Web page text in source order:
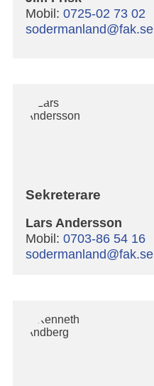
Mobil: 0725-02 73 02
sodermanland@fak.se
Sekreterare
Lars Andersson
Mobil: 0703-86 54 16
sodermanland@fak.se